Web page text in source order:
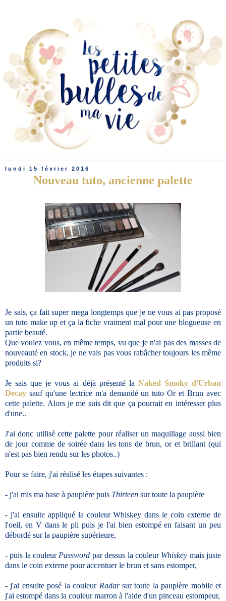
lundi 15 février 2016
Nouveau tuto, ancienne palette
Je sais, ça fait super mega longtemps que je ne vous ai pas proposé
un tuto make up et ça la fiche vraiment mal pour une blogueuse en
partie beauté.
Que voulez vous, en même temps, vu que je n'ai pas des masses de
nouveauté en stock, je ne vais pas vous rabâcher toujours les même
produits si?
Je sais que je vous ai déjà présenté la Naked Smoky d'Urban
Decay sauf qu'une lectrice m'a demandé un tuto Or et Brun avec
cette palette. Alors je me suis dit que ça pourrait en intéresser plus
d'une..
J'ai donc utilisé cette palette pour réaliser un maquillage aussi bien
de jour comme de soirée dans les tons de brun, or et brillant (qui
n'est pas bien rendu sur les photos..)
Pour se faire, j'ai réalisé les étapes suivantes :
- j'ai mis ma base à paupière puis Thirteen sur toute la paupière
- j'ai ensuite appliqué la couleur Whiskey dans le coin externe de
l'oeil, en V dans le pli puis je l'ai bien estompé en faisant un peu
débordé sur la paupière supérieure,
- puis la couleur Password par dessus la couleur Whiskey mais juste
dans le coin externe pour accentuer le brun et sans estomper,
- j'ai ensuite posé la couleur Radarsur toute la paupière mobile et
j'ai estompé dans la couleur marron à l'aide d'un pinceau estompeur,